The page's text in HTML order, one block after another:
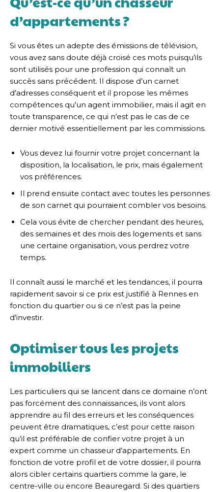
d’appartements ?
Si vous êtes un adepte des émissions de télévision,
vous avez sans doute déjà croisé ces mots puisqu’ils
sont utilisés pour une profession qui connaît un
succès sans précédent. Il dispose d’un carnet
d’adresses conséquent et il propose les mêmes
compétences qu’un agent immobilier, mais il agit en
toute transparence, ce qui n’est pas le cas de ce
dernier motivé essentiellement par les commissions.
Vous devez lui fournir votre projet concernant la
disposition, la localisation, le prix, mais également
vos préférences.
Il prend ensuite contact avec toutes les personnes
de son carnet qui pourraient combler vos besoins.
Cela vous évite de chercher pendant des heures,
des semaines et des mois des logements et sans
une certaine organisation, vous perdrez votre
temps.
Il connaît aussi le marché et les tendances, il pourra
rapidement savoir si ce prix est justifié à Rennes en
fonction du quartier ou si ce n’est pas la peine
d’investir.
Optimiser tous les projets
immobiliers
Les particuliers qui se lancent dans ce domaine n’ont
pas forcément des connaissances, ils vont alors
apprendre au fil des erreurs et les conséquences
peuvent être dramatiques, c’est pour cette raison
qu’il est préférable de confier votre projet à un
expert comme un chasseur d’appartements. En
fonction de votre profil et de votre dossier, il pourra
alors cibler certains quartiers comme la gare, le
centre-ville ou encore Beauregard. Si des quartiers